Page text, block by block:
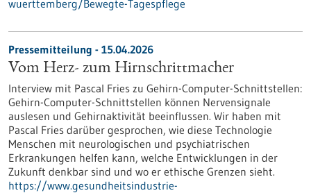
wuerttemberg/Bewegte-Tagespflege
Pressemitteilung - 15.04.2026
Vom Herz- zum Hirnschrittmacher
Interview mit Pascal Fries zu Gehirn-Computer-Schnittstellen:
Gehirn-Computer-Schnittstellen können Nervensignale
auslesen und Gehirnaktivität beeinflussen. Wir haben mit
Pascal Fries darüber gesprochen, wie diese Technologie
Menschen mit neurologischen und psychiatrischen
Erkrankungen helfen kann, welche Entwicklungen in der
Zukunft denkbar sind und wo er ethische Grenzen sieht.
https://www.gesundheitsindustrie-